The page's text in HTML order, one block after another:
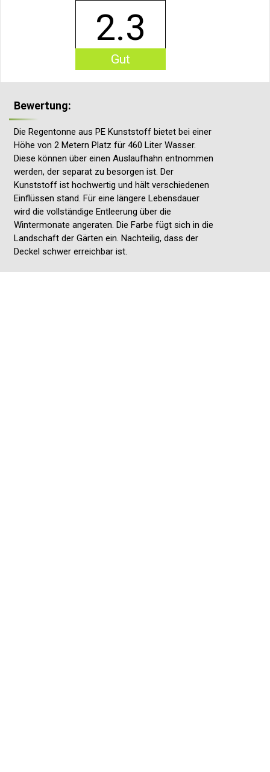
2.3
Gut
Bewertung:
Die Regentonne aus PE Kunststoff bietet bei einer
Höhe von 2 Metern Platz für 460 Liter Wasser.
Diese können über einen Auslaufhahn entnommen
werden, der separat zu besorgen ist. Der
Kunststoff ist hochwertig und hält verschiedenen
Einflüssen stand. Für eine längere Lebensdauer
wird die vollständige Entleerung über die
Wintermonate angeraten. Die Farbe fügt sich in die
Landschaft der Gärten ein. Nachteilig, dass der
Deckel schwer erreichbar ist.